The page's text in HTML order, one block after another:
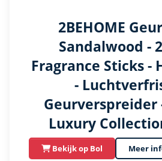
2BEHOME
Sandalwood -
Fragrance Sticks -
-
Geurverspreider
Luxury
Bekijk op Bol Meer